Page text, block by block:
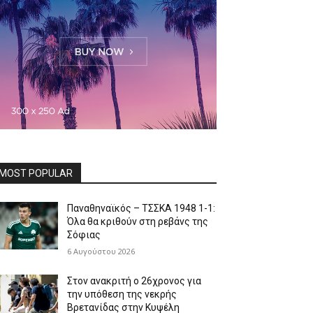
POPULAR
Παναθηναϊκός – ΤΣΣΚΑ 1948 1-1:
Όλα θα κριθούν στη ρεβάνς της
Σόφιας
6 Αυγούστου 2026
Στον ανακριτή ο 26χρονος για
την υπόθεση της νεκρής
Βρετανίδας στην Κυψέλη